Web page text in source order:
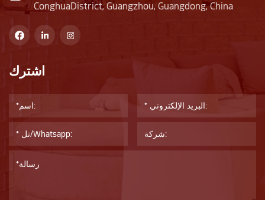
ConghuaDistrict, Guangzhou, Guangdong, China
اشترك